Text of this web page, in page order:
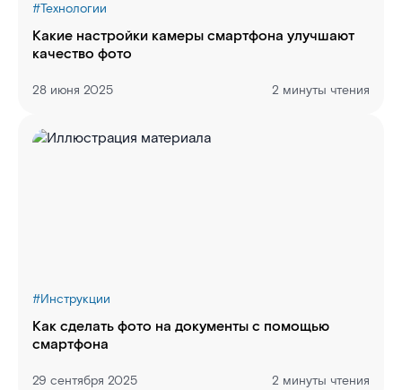
#Технологии
Какие настройки камеры смартфона улучшают
качество фото
28 июня 2025 2 минуты чтения
#Инструкции
Как сделать фото на документы с помощью
смартфона
29 сентября 2025 2 минуты чтения